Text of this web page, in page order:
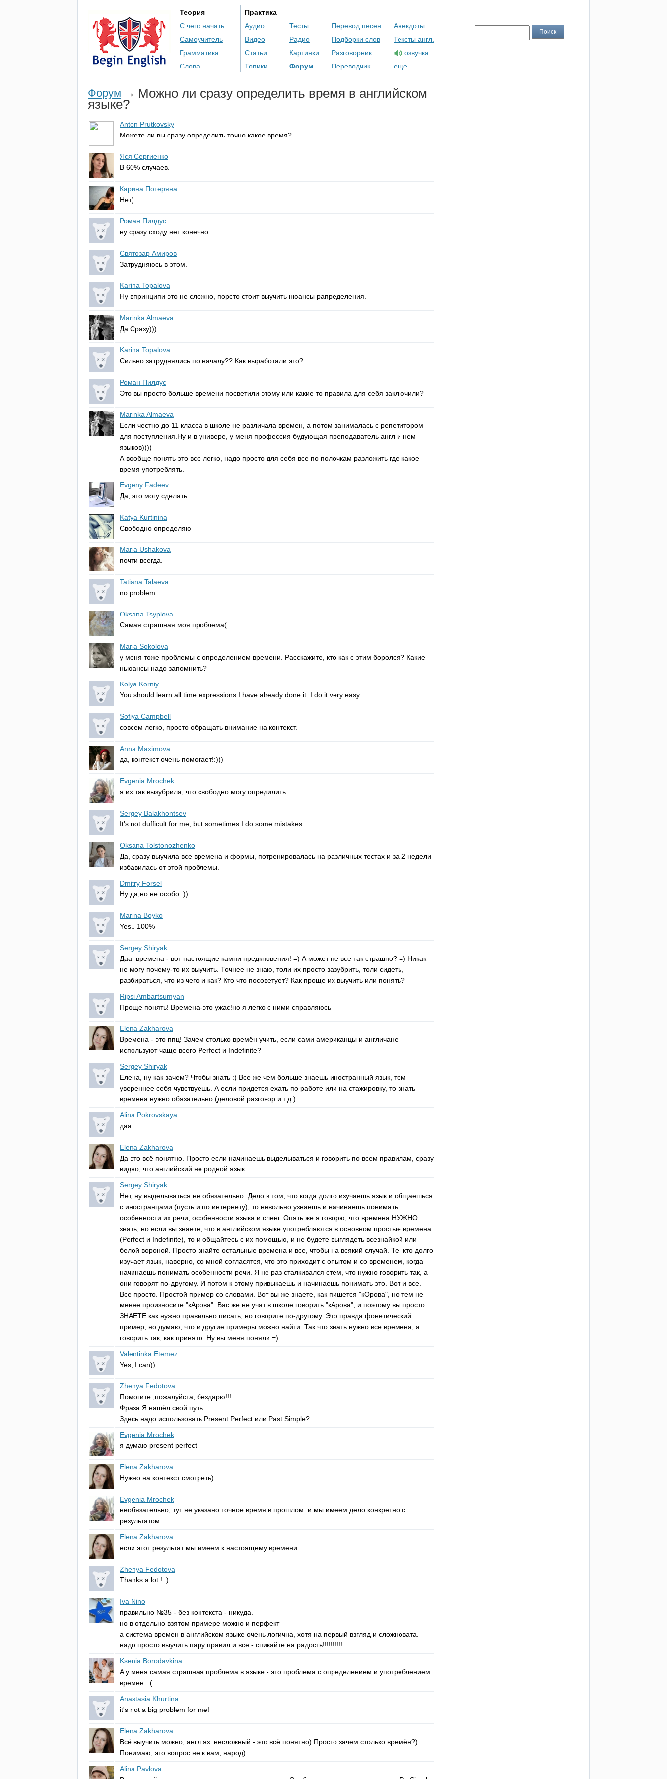
Теория
С чего начать
Самоучитель
Грамматика
Слова
Практика
Аудио
Видео
Статьи
Топики
Тесты
Радио
Картинки
Форум
Перевод песен
Подборки слов
Разговорник
Переводчик
Анекдоты
Тексты англ.
озвучка
еще...
Форум → Можно ли сразу определить время в английском
языке?
Anton Prutkovsky
Можете ли вы сразу определить точно какое время?
Яся Сергиенко
В 60% случаев.
Карина Потеряна
Нет)
Роман Пилдус
ну сразу сходу нет конечно
Святозар Амиров
Затрудняюсь в этом.
Karina Topalova
Ну впринципи это не сложно, порсто стоит выучить нюансы рапределения.
Marinka Almaeva
Да.Сразу)))
Karina Topalova
Сильно затруднялись по началу?? Как выработали это?
Роман Пилдус
Это вы просто больше времени посветили этому или какие то правила для себя заключили?
Marinka Almaeva
Если честно до 11 класса в школе не различала времен, а потом занималась с репетитором
для поступления.Ну и в универе, у меня профессия будующая преподаватель англ и нем
языков))))
А вообще понять это все легко, надо просто для себя все по полочкам разложить где какое
время употреблять.
Evgeny Fadeev
Да, это могу сделать.
Katya Kurtinina
Свободно определяю
Maria Ushakova
почти всегда.
Tatiana Talaeva
no problem
Oksana Tsyplova
Самая страшная моя проблема(.
Maria Sokolova
у меня тоже проблемы с определением времени. Расскажите, кто как с этим боролся? Какие
ньюансы надо запомнить?
Kolya Korniy
You should learn all time expressions I have already done it I do it very easy.
Sofiya Campbell
совсем легко, просто обращать внимание на контекст.
Anna Maximova
да, контекст очень помогает!:)))
Evgenia Mrochek
я их так вызубрила, что свободно могу опредилить
Sergey Balakhontsev
It's not dufficult for me but sometimes I do some mistakes
Oksana Tolstonozhenko
Да, сразу выучила все времена и формы, потренировалась на различных тестах и за 2 недели
избавилась от этой проблемы.
Dmitry Forsel
Ну да,но не особо :))
Marina Boyko
Yes .. 100%
Sergey Shiryak
Даа, времена - вот настоящие камни предкновения! =) А может не все так страшно? =) Никак
не могу почему-то их выучить. Точнее не знаю, толи их просто зазубрить, толи сидеть,
разбираться, что из чего и как? Кто что посоветует? Как проще их выучить или понять?
Ripsi Ambartsumyan
Проще понять! Времена-это ужас!но я легко с ними справляюсь
Elena Zakharova
Времена - это ппц! Зачем столько времён учить, если сами американцы и англичане
используют чаще всего Perfect и Indefinite?
Sergey Shiryak
Елена, ну как зачем? Чтобы знать :) Все же чем больше знаешь иностранный язык, тем
увереннее себя чувствуешь. А если придется ехать по работе или на стажировку, то знать
времена нужно обязательно (деловой разговор и т.д.)
Alina Pokrovskaya
даа
Elena Zakharova
Да это всё понятно. Просто если начинаешь выделываться и говорить по всем правилам, сразу
видно, что английский не родной язык.
Sergey Shiryak
Нет, ну выделываться не обязательно. Дело в том, что когда долго изучаешь язык и общаешься
с иностранцами (пусть и по интернету), то невольно узнаешь и начинаешь понимать
особенности их речи, особенности языка и сленг. Опять же я говорю, что времена НУЖНО
знать, но если вы знаете, что в английском языке употребляются в основном простые времена
(Perfect и Indefinite), то и общайтесь с их помощью, и не будете выглядеть всезнайкой или
белой вороной. Просто знайте остальные времена и все, чтобы на всякий случай. Те, кто долго
изучает язык, наверно, со мной согласятся, что это приходит с опытом и со временем, когда
начинаешь понимать особенности речи. Я не раз сталкивался стем, что нужно говорить так, а
они говорят по-другому. И потом к этому привыкаешь и начинаешь понимать это. Вот и все.
Все просто. Простой пример со словами. Вот вы же знаете, как пишется "кОрова", но тем не
менее произносите "кАрова". Вас же не учат в школе говорить "кАрова", и поэтому вы просто
ЗНАЕТЕ как нужно правильно писать, но говорите по-другому. Это правда фонетический
пример, но думаю, что и другие примеры можно найти. Так что знать нужно все времена, а
говорить так, как принято. Ну вы меня поняли =)
Valentinka Etemez
Yes I can))
Zhenya Fedotova
Помогите ,пожалуйста, бездарю!!!
Фраза:Я нашёл свой путь
Здесь надо использовать Present Perfect или Past Simple?
Evgenia Mrochek
я думаю present perfect
Elena Zakharova
Нужно на контекст смотреть)
Evgenia Mrochek
необязательно, тут не указано точное время в прошлом. и мы имеем дело конкретно с
результатом
Elena Zakharova
если этот результат мы имеем к настоящему времени.
Zhenya Fedotova
Thanks a lot ! :)
Iva Nino
правильно №35 - без контекста - никуда.
но в отдельно взятом примере можно и перфект
а система времен в английском языке очень логична, хотя на первый взгляд и сложновата.
надо просто выучить пару правил и все - спикайте на радость!!!!!!!!!!
Ksenia Borodavkina
Aу меня самая страшная проблема в языке - это проблема с определением и употреблением
времен. :(
Anastasia Khurtina
it's not a big problem for me!
Elena Zakharova
Всё выучить можно, англ.яз. несложный - это всё понятно) Просто зачем столько времён?)
Понимаю, это вопрос не к вам, народ)
Alina Pavlova